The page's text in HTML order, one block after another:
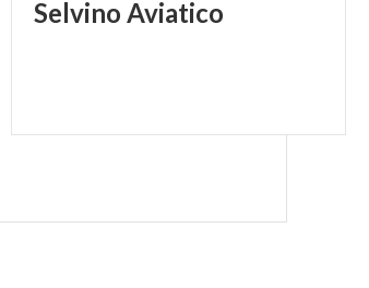
Selvino Aviatico